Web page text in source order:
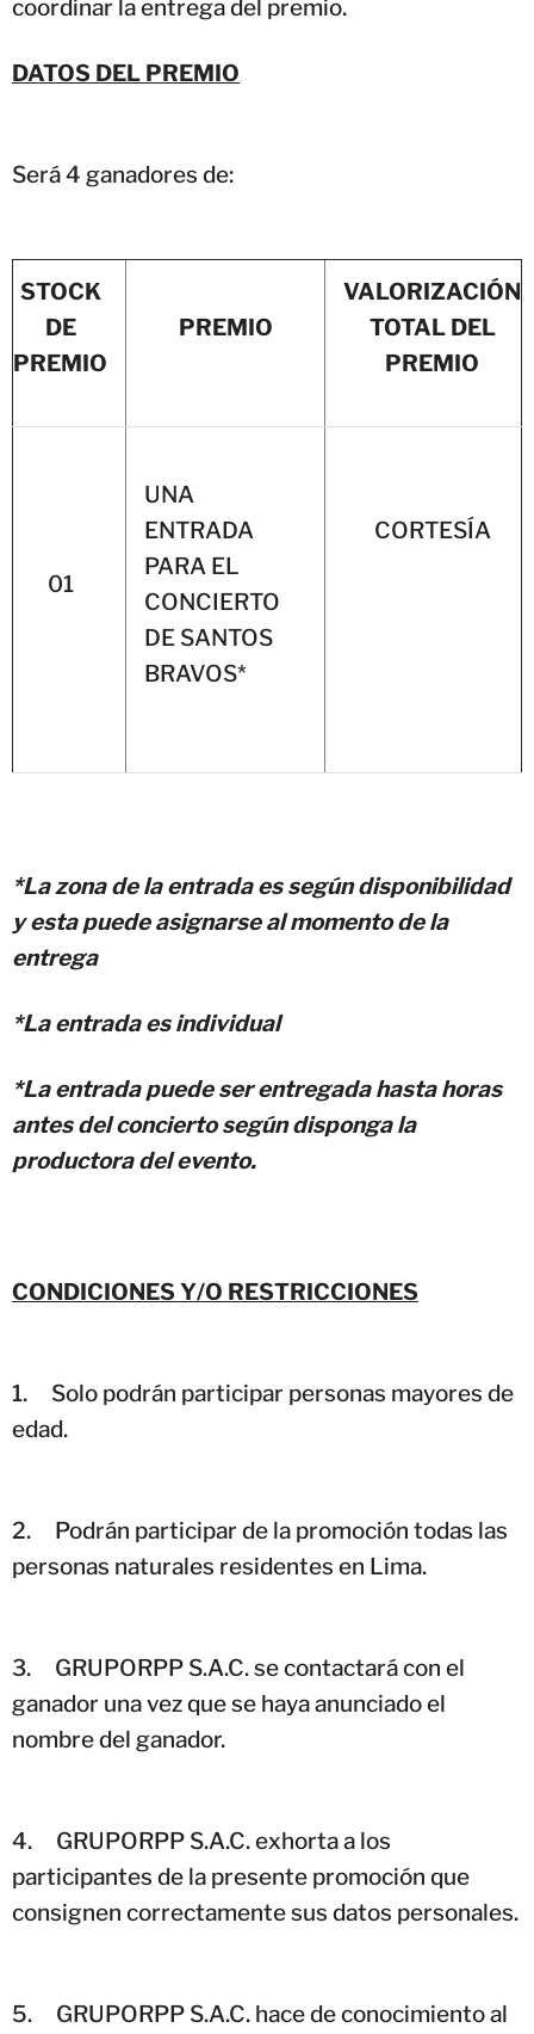
coordinar la entrega del premio.
DATOS DEL PREMIO
Será 4 ganadores de:
STOCK
DE
PREMIO
PREMIO
VALORIZACIÓN
TOTAL DEL
PREMIO
01
UNA
ENTRADA
PARA EL
CONCIERTO
DE SANTOS
BRAVOS*
CORTESÍA
*La zona de la entrada es según disponibilidad
y esta puede asignarse al momento de la
entrega
*La entrada es individual
*La entrada puede ser entregada hasta horas
antes del concierto según disponga la
productora del evento.
CONDICIONES Y/O RESTRICCIONES
1. Solo podrán participar personas mayores de
edad.
2. Podrán participar de la promoción todas las
personas naturales residentes en Lima.
3. GRUPORPP S.A.C. se contactará con el
ganador una vez que se haya anunciado el
nombre del ganador.
4. GRUPORPP S.A.C. exhorta a los
participantes de la presente promoción que
consignen correctamente sus datos personales.
5. GRUPORPP S.A.C. hace de conocimiento al